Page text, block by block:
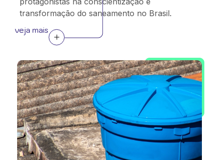
transformação do saneamento no Brasil.
veja mais